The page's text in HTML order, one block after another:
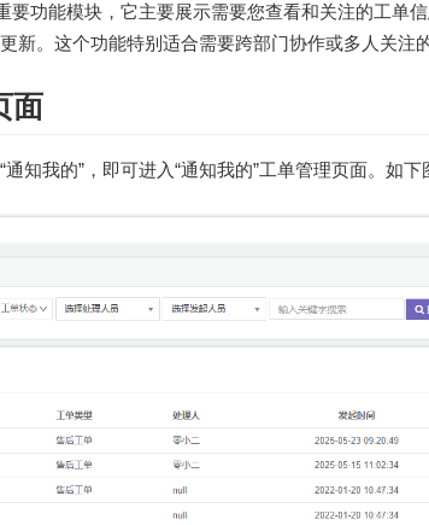
要功能模块，它主要展示需要您查看和关注的工单
新。这个功能特别适合需要跨部门协作或多人关注
面
知我的”，即可进入“通知我的”工单管理页面。如下